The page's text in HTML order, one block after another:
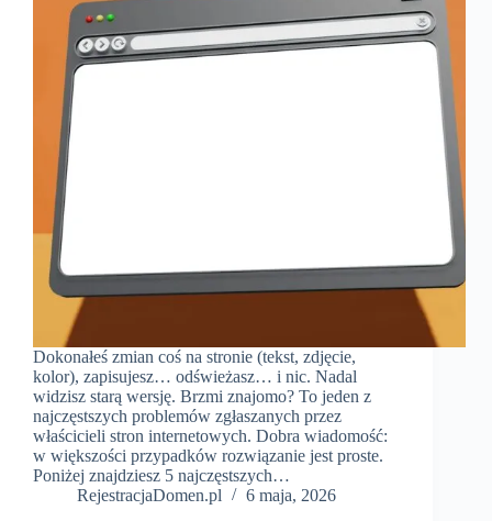
Dokonałeś zmian coś na stronie (tekst, zdjęcie,
kolor), zapisujesz… odświeżasz… i nic. Nadal
widzisz starą wersję. Brzmi znajomo? To jeden z
najczęstszych problemów zgłaszanych przez
właścicieli stron internetowych. Dobra wiadomość:
w większości przypadków rozwiązanie jest proste.
Poniżej znajdziesz 5 najczęstszych…
RejestracjaDomen.pl
6 maja, 2026